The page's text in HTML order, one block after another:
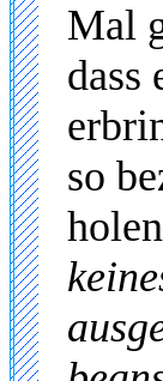
Mal
dass
so